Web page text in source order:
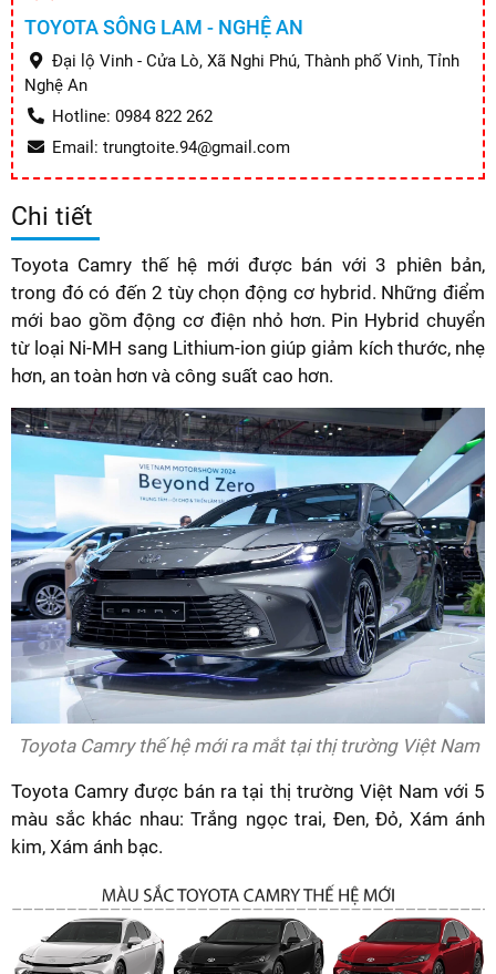
TOYOTA SÔNG LAM - NGHỆ AN
Đại lộ Vinh - Cửa Lò, Xã Nghi Phú, Thành phố Vinh, Tỉnh
Nghệ An
Hotline: 0984 822 262
Email: trungtoite.94@gmail.com
Chi tiết
Toyota Camry thế hệ mới được bán với 3 phiên bản,
trong đó có đến 2 tùy chọn động cơ hybrid. Những điểm
mới bao gồm động cơ điện nhỏ hơn. Pin Hybrid chuyển
từ loại Ni-MH sang Lithium-ion giúp giảm kích thước, nhẹ
hơn, an toàn hơn và công suất cao hơn.
Toyota Camry thế hệ mới ra mắt tại thị trường Việt Nam
Toyota Camry được bán ra tại thị trường Việt Nam với 5
màu sắc khác nhau: Trắng ngọc trai, Đen, Đỏ, Xám ánh
kim, Xám ánh bạc.